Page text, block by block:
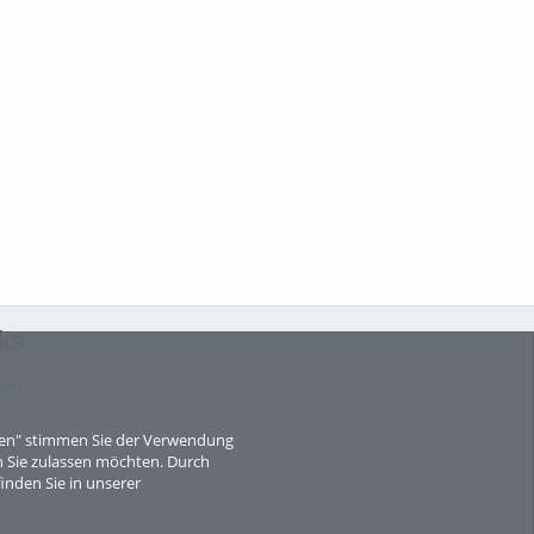
stimmen Sie der Verwendung
zulassen möchten. Durch
Sie in unserer